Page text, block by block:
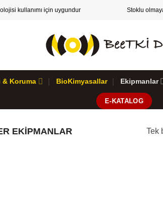
kullanımı için uygundur Stoklu
& Koruma BioKimyasallar Ekipmanlar
E-KATALOG
EKIPMANLAR Tek